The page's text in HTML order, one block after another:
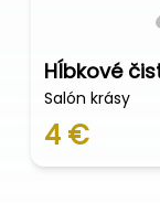
Hĺbkové
Salón krásy
4 €